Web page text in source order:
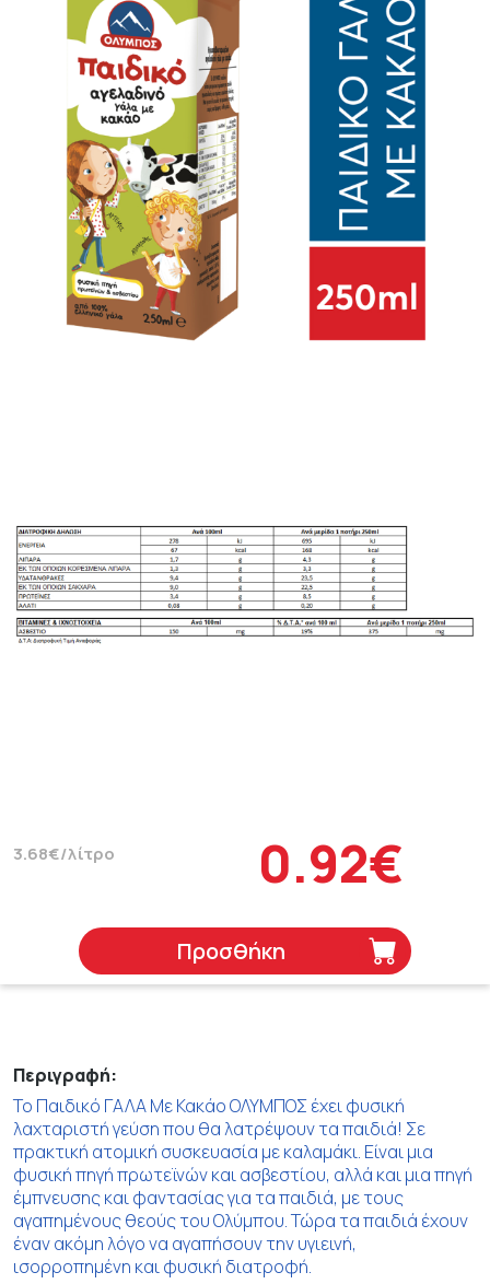
3.68€/λίτρο 0.92€
Προσθήκη
Περιγραφή:
To Παιδικό ΓΑΛΑ Με Κακάο ΟΛΥΜΠΟΣ έχει φυσική
λαχταριστή γεύση που θα λατρέψουν τα παιδιά! Σε
πρακτική ατομική συσκευασία με καλαμάκι. Είναι μια
φυσική πηγή πρωτεϊνών και ασβεστίου, αλλά και μια πηγή
έμπνευσης και φαντασίας για τα παιδιά, με τους
αγαπημένους θεούς του Ολύμπου. Τώρα τα παιδιά έχουν
έναν ακόμη λόγο να αγαπήσουν την υγιεινή,
ισορροπημένη και φυσική διατροφή.